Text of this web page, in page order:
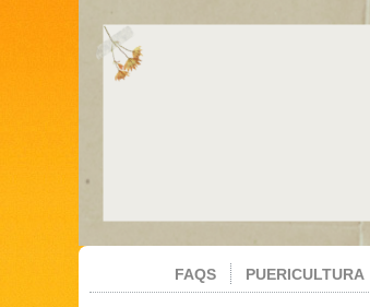
FAQS PUERICULTURA